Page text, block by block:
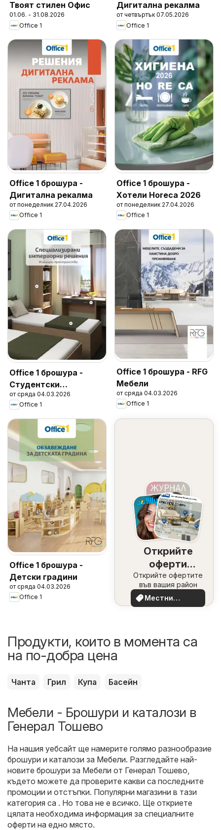
Твоят стилен Офис
01.06. - 31.08.2026
Office 1
Дигитална рекалма
от четвъртък 07.05.2026
Office 1
Office 1 брошура -
Дигитална рекалма
от понеделник 27.04.2026
Office 1
Office 1 брошура -
Хотели Horeca 2026
от понеделник 27.04.2026
Office 1
Office 1 брошура -
Студентски
общежития
от сряда 04.03.2026
Office 1
Office 1 брошура - RFG
Мебели
от сряда 04.03.2026
Office 1
Office 1 брошура -
Детски градини
от сряда 04.03.2026
Office 1
Открийте
оферти
наблизо
Открийте офертите
във вашия район
Местни
оферти
Продукти, които в момента са
на по-добра цена
Чанта Грил Купа Басейн
Мебели - Брошури и каталози в
Генерал Тошево
На нашия уебсайт ще намерите голямо разнообразие
брошури и каталози за Мебели. Разгледайте най-
новите брошури за Мебели от Генерал Тошево,
където можете да проверите какви са последните
промоции и отстъпки. Популярни магазини в тази
категория са . Но това не е всичко. Ще откриете
цялата необходима информация за специалните
оферти на едно място.